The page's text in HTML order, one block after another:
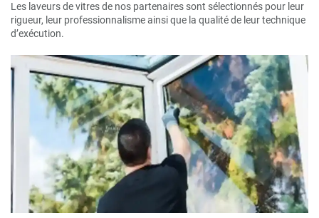
Les laveurs de vitres de nos partenaires sont sélectionnés pour leur
rigueur, leur professionnalisme ainsi que la qualité de leur technique
d’exécution.